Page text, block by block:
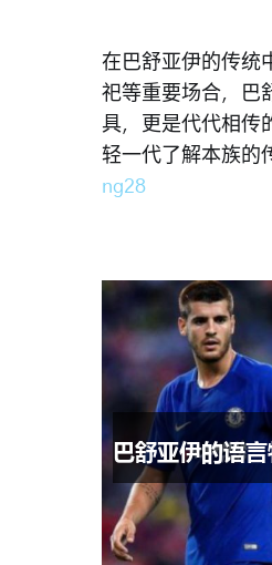
在巴舒亚伊的传统
祀等重要场合，巴
具，更是代代相传
轻一代了解本族的
ng28